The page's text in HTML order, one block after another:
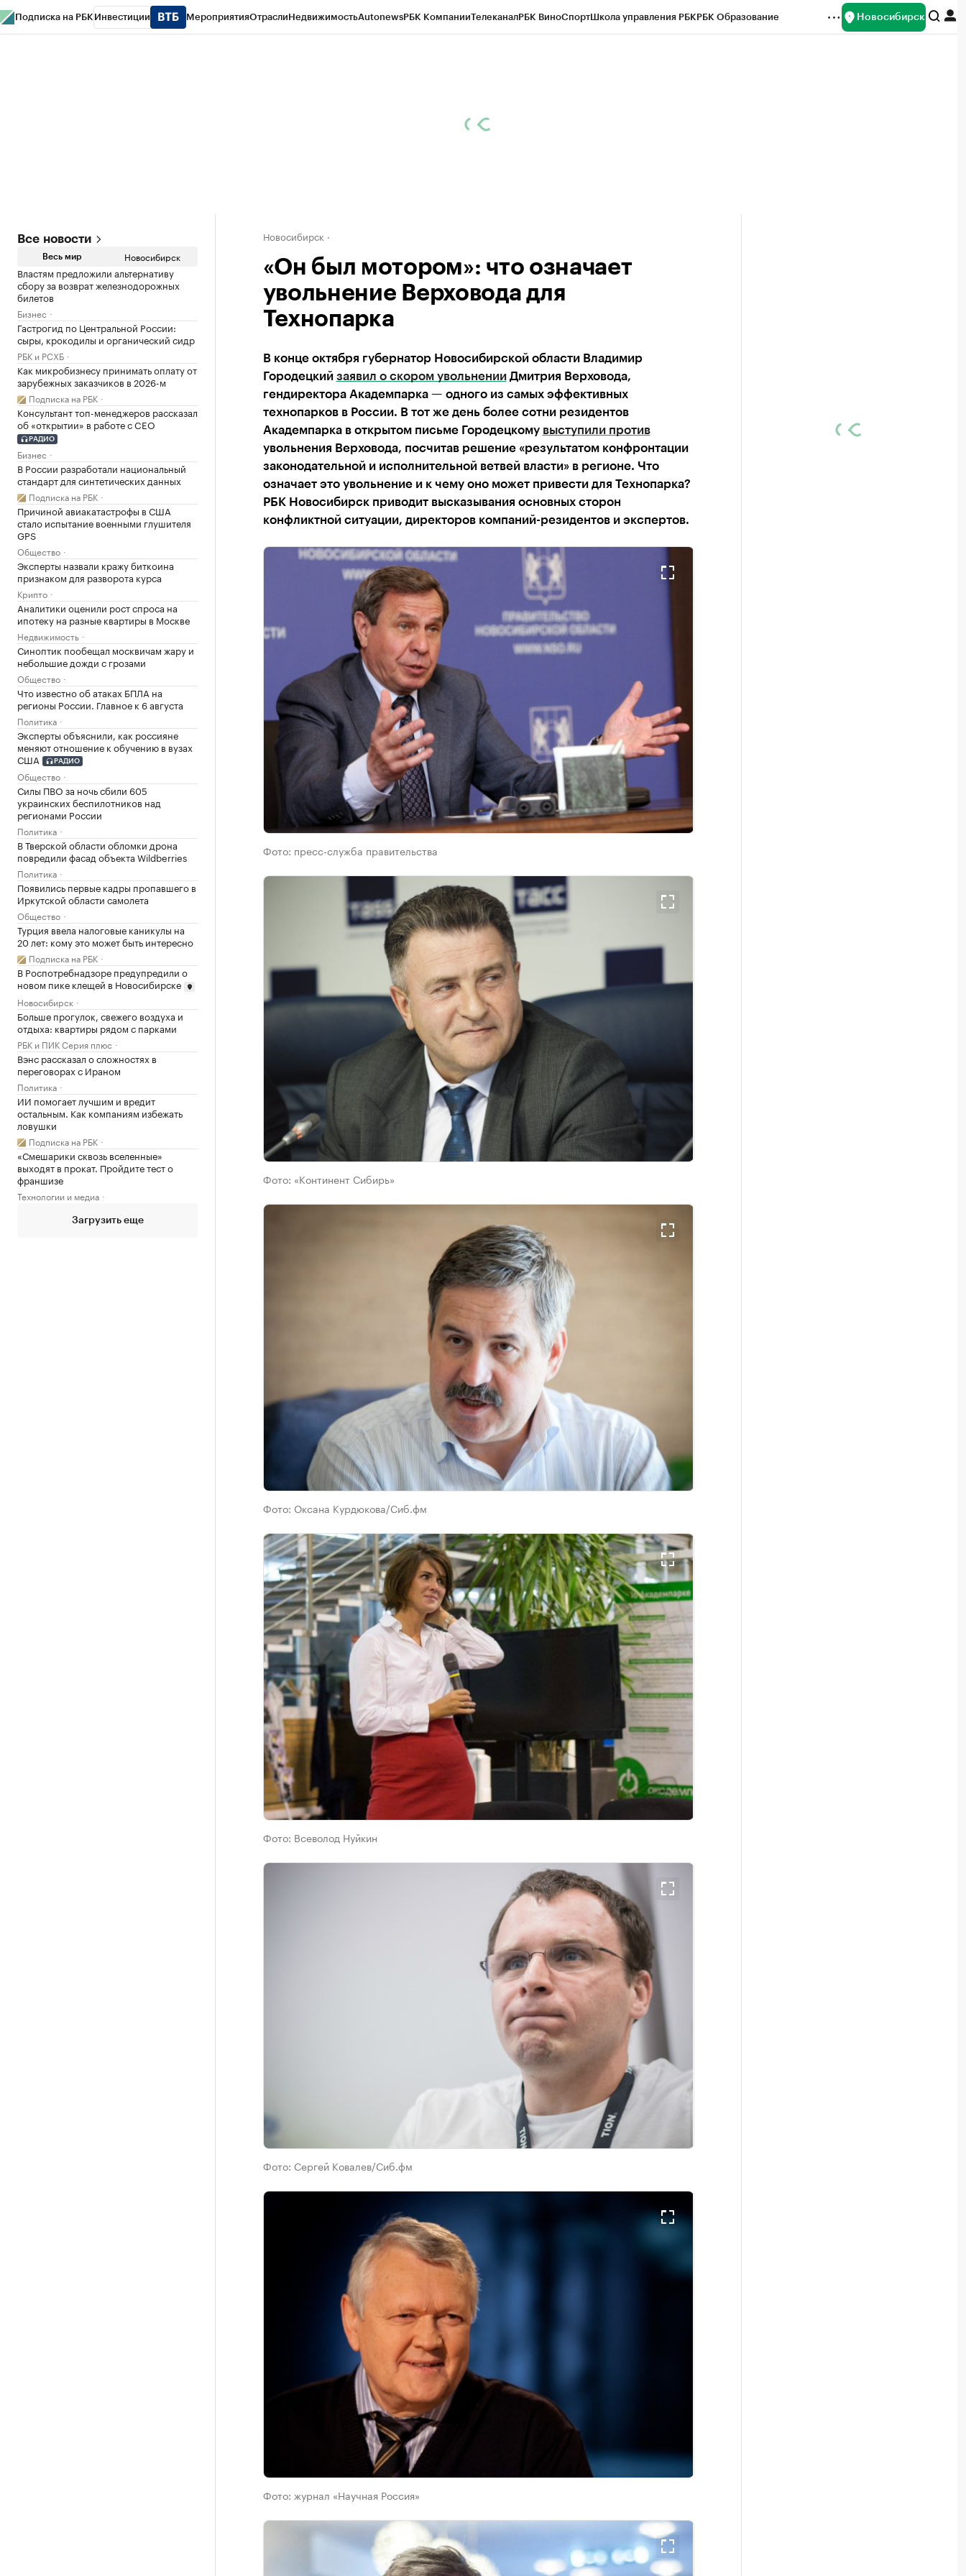
Подписка на РБК Инвестиции МероприятияОтраслиНедвижимостьAutonewsРБК КомпанииТелеканалРБК ВиноСпортШкола управления РБКРБК Образование Новосибирск
Все новости
Весь мир Новосибирск
Властям предложили альтернативу
сбору за возврат железнодорожных
билетов
Бизнес
Гастрогид по Центральной России:
сыры, крокодилы и органический сидр
РБК и РСХБ
Как микробизнесу принимать оплату от
зарубежных заказчиков в 2026-м
Подписка на РБК
Консультант топ-менеджеров рассказал
об «открытии» в работе с CEO
РАДИО
Бизнес
В России разработали национальный
стандарт для синтетических данных
Подписка на РБК
Причиной авиакатастрофы в США
стало испытание военными глушителя
GPS
Общество
Эксперты назвали кражу биткоина
признаком для разворота курса
Крипто
Аналитики оценили рост спроса на
ипотеку на разные квартиры в Москве
Недвижимость
Синоптик пообещал москвичам жару и
небольшие дожди с грозами
Общество
Что известно об атаках БПЛА на
регионы России. Главное к 6 августа
Политика
Эксперты объяснили, как россияне
меняют отношение к обучению в вузах
США
РАДИО
Общество
Силы ПВО за ночь сбили 605
украинских беспилотников над
регионами России
Политика
В Тверской области обломки дрона
повредили фасад объекта Wildberries
Политика
Появились первые кадры пропавшего в
Иркутской области самолета
Общество
Турция ввела налоговые каникулы на
20 лет: кому это может быть интересно
Подписка на РБК
В Роспотребнадзоре предупредили о
новом пике клещей в Новосибирске
Новосибирск
Больше прогулок, свежего воздуха и
отдыха: квартиры рядом с парками
РБК и ПИК Серия плюс
Вэнс рассказал о сложностях в
переговорах с Ираном
Политика
ИИ помогает лучшим и вредит
остальным. Как компаниям избежать
ловушки
Подписка на РБК
«Смешарики сквозь вселенные»
выходят в прокат. Пройдите тест о
франшизе
Технологии и медиа
Загрузить еще
Новосибирск
«Он был мотором»: что означает
увольнение Верховода для
Технопарка
В конце октября губернатор Новосибирской области Владимир
Городецкий заявил о скором увольненииДмитрия Верховода,
гендиректора Академпарка — одного из самых эффективных
технопарков в России. В тот же день более сотни резидентов
Академпарка в открытом письме Городецкому выступили против
увольнения Верховода, посчитав решение «результатом конфронтации
законодательной и исполнительной ветвей власти» в регионе. Что
означает это увольнение и к чему оно может привести для Технопарка?
РБК Новосибирск приводит высказывания основных сторон
конфликтной ситуации, директоров компаний-резидентов и экспертов.
Фото: пресс-служба правительства
Фото: «Континент Сибирь»
Фото: Оксана Курдюкова/Сиб.фм
Фото: Всеволод Нуйкин
Фото: Сергей Ковалев/Сиб.фм
Фото: журнал «Научная Россия»